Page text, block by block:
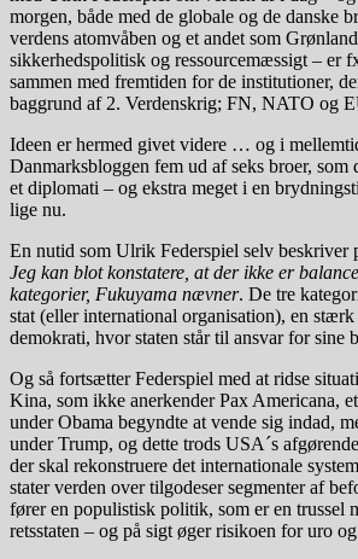
morgen, både med de globale og de danske
verdens atomvåben og et andet som
sikkerhedspolitisk og ressourcemæssigt – er
sammen med fremtiden for de institutioner,
baggrund af 2. Verdenskrig; FN, NATO og
Ideen er hermed givet videre … og i
Danmarksbloggen fem ud af seks broer, som
et diplomati – og ekstra meget i en
lige nu.
En nutid som Ulrik Federspiel selv beskriver
Jeg kan blot konstatere, at der ikke er
kategorier, Fukuyama nævner. De tre
stat (eller international organisation), en stærk
demokrati, hvor staten står til ansvar for sine
Og så fortsætter Federspiel med at ridse
Kina, som ikke anerkender Pax Americana,
under Obama begyndte at vende sig indad,
under Trump, og dette trods USA´s
der skal rekonstruere det internationale
stater verden over tilgodeser segmenter af
fører en populistisk politik, som er en trussel
retsstaten – og på sigt øger risikoen for uro